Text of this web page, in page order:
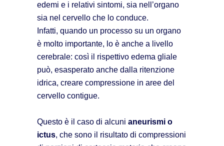
edemi e i relativi sintomi, sia nell’organo
sia nel cervello che lo conduce.
Infatti, quando un processo su un organo
è molto importante, lo è anche a livello
cerebrale: così il rispettivo edema gliale
può, esasperato anche dalla ritenzione
idrica, creare compressione in aree del
cervello contigue.
Questo è il caso di alcuni aneurismi o
ictus, che sono il risultato di compressioni